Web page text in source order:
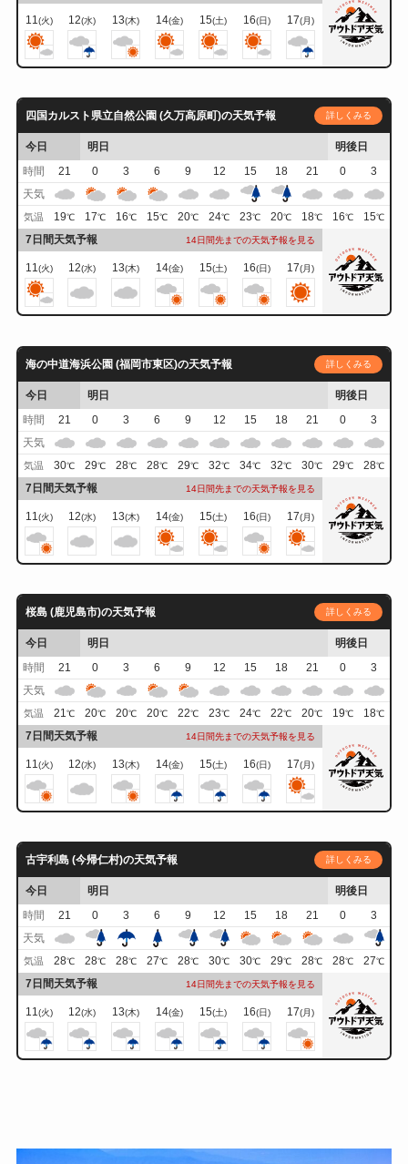
11(火) 12(水) 13(木) 14(金) 15(土) 16(日) 17(月)
四国カルスト県立自然公園 (久万高原町)の天気予報 詳しくみる
今日 明日
明後日
時間
21 0 3 6 9 12 15 18 21 0
3
天気
気温 19℃ 17℃ 16℃ 15℃ 20℃ 24℃ 23℃ 20℃ 18℃ 16℃ 15℃
7日間天気予報 14日間先までの天気予報を見る
11(火) 12(水) 13(木) 14(金) 15(土) 16(日) 17(月)
海の中道海浜公園 (福岡市東区)の天気予報 詳しくみる
今日 明日
明後日
時間
21 0 3 6 9 12 15 18 21 0
3
天気
気温 30℃ 29℃ 28℃ 28℃ 29℃ 32℃ 34℃ 32℃ 30℃ 29℃ 28℃
7日間天気予報 14日間先までの天気予報を見る
11(火) 12(水) 13(木) 14(金) 15(土) 16(日) 17(月)
桜島 (鹿児島市)の天気予報 詳しくみる
今日 明日
明後日
時間
21 0 3 6 9 12 15 18 21 0
3
天気
気温 21℃ 20℃ 20℃ 20℃ 22℃ 23℃ 24℃ 22℃ 20℃ 19℃ 18℃
7日間天気予報 14日間先までの天気予報を見る
11(火) 12(水) 13(木) 14(金) 15(土) 16(日) 17(月)
古宇利島 (今帰仁村)の天気予報 詳しくみる
今日 明日
明後日
時間
21 0 3 6 9 12 15 18 21 0
3
天気
気温 28℃ 28℃ 28℃ 27℃ 28℃ 30℃ 30℃ 29℃ 28℃ 28℃ 27℃
7日間天気予報 14日間先までの天気予報を見る
11(火) 12(水) 13(木) 14(金) 15(土) 16(日) 17(月)